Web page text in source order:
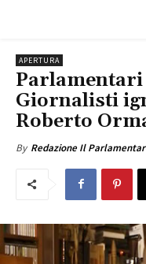
APERTURA
Giornalisti
Roberto
By Redazione Il